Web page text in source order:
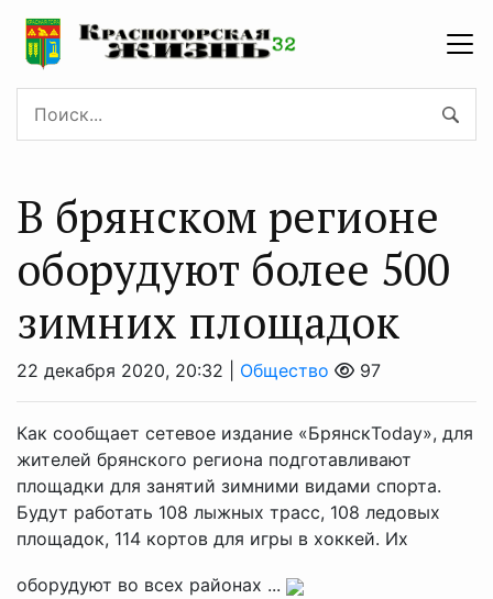
В брянском регионе
оборудуют более 500
зимних площадок
22 декабря 2020, 20:32 | Общество 97
Как сообщает сетевое издание «БрянскToday», для
жителей брянского региона подготавливают
площадки для занятий зимними видами спорта.
Будут работать 108 лыжных трасс, 108 ледовых
площадок, 114 кортов для игры в хоккей. Их
оборудуют во всех районах ...